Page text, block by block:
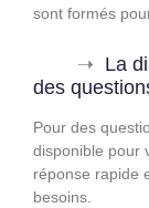
sont formés
La
des
Pour des
disponible pour
réponse rapide
besoins.